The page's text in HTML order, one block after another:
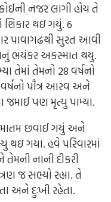
નજર લાગી હોય તે
શિકાર થઇ ગયું. 6
પાવાગઢથી સુરત આવી
ભયંકર અકસ્માત થયુ.
તેમાં તેમનો 28 વર્ષનો
વર્ષનો પૌત્ર આરવ અને
જમાઈ પણ મૃત્યુ પામ્યા.
માતમ છવાઈ ગયું અને
થઇ ગયા. હવે પરિવારમાં
નાની દીકરી
જ સભ્યો રહ્યા. તે
અને દુઃખી રહેતા.